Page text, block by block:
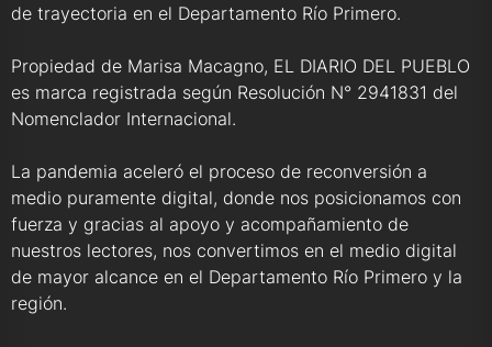
de trayectoria en el Departamento Río Primero.
Propiedad de Marisa Macagno, EL DIARIO DEL PUEBLO
es marca registrada según Resolución N° 2941831 del
Nomenclador Internacional.
La pandemia aceleró el proceso de reconversión a
medio puramente digital, donde nos posicionamos con
fuerza y gracias al apoyo y acompañamiento de
nuestros lectores, nos convertimos en el medio digital
de mayor alcance en el Departamento Río Primero y la
región.